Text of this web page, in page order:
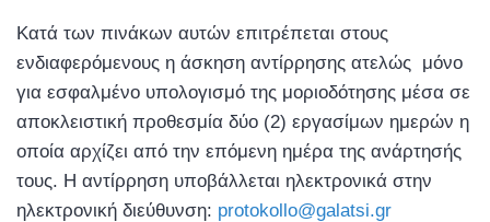
Κατά των πινάκων αυτών επιτρέπεται στους
ενδιαφερόμενους η άσκηση αντίρρησης ατελώς μόνο
για εσφαλμένο υπολογισμό της μοριοδότησης μέσα σε
αποκλειστική προθεσμία δύο (2) εργασίμων ημερών η
οποία αρχίζει από την επόμενη ημέρα της ανάρτησής
τους. Η αντίρρηση υποβάλλεται ηλεκτρονικά στην
ηλεκτρονική διεύθυνση: protokollo@galatsi.gr